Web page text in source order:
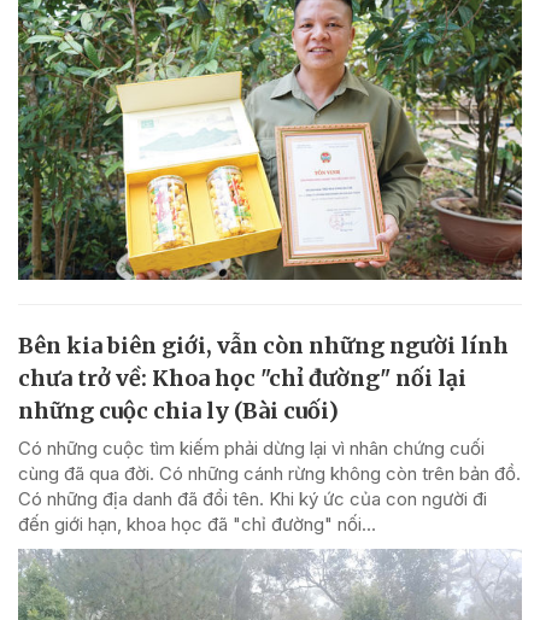
Bên kia biên giới, vẫn còn những người lính
chưa trở về: Khoa học "chỉ đường" nối lại
những cuộc chia ly (Bài cuối)
Có những cuộc tìm kiếm phải dừng lại vì nhân chứng cuối
cùng đã qua đời. Có những cánh rừng không còn trên bản đồ.
Có những địa danh đã đổi tên. Khi ký ức của con người đi
đến giới hạn, khoa học đã "chỉ đường" nối...